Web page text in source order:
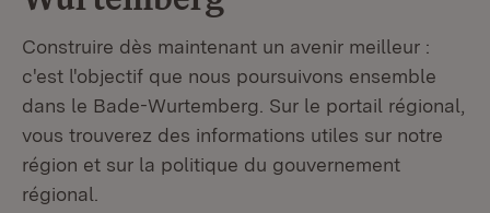
Construire dès maintenant un avenir meilleur :
c'est l'objectif que nous poursuivons ensemble
dans le Bade-Wurtemberg. Sur le portail régional,
vous trouverez des informations utiles sur notre
région et sur la politique du gouvernement
régional.